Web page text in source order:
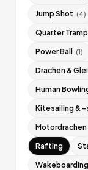
Jump Shot (4)
Quarter Tramp
Power Ball (1)
Drachen &
Human
Kitesailing & -
Motordrachen
Rafting
Wakeboarding